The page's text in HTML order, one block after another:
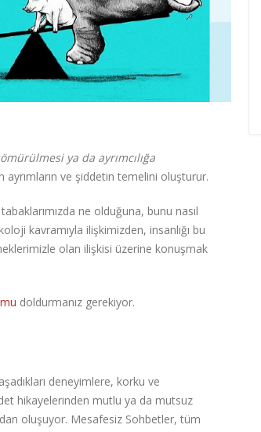
ya da ayrımcılığa
ve şiddetin temelini oluşturur.
ne olduğuna, bunu nasıl
kavramıyla ilişkimizden, insanlığı bu
olan ilişkisi üzerine konuşmak
doldurmanız gerekiyor.
deneyimlere, korku ve
hikayelerinden mutlu ya da mutsuz
oluşuyor. Mesafesiz Sohbetler, tüm